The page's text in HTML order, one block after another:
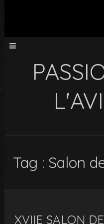
Tag : Salon
XVIIE SALON DE